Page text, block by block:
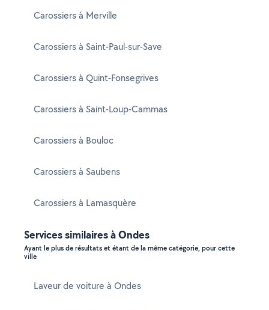
Carossiers à Merville
Carossiers à Saint-Paul-sur-Save
Carossiers à Quint-Fonsegrives
Carossiers à Saint-Loup-Cammas
Carossiers à Bouloc
Carossiers à Saubens
Carossiers à Lamasquère
Services similaires à Ondes
Ayant le plus de résultats et étant de la même catégorie, pour cette
ville
Laveur de voiture à Ondes